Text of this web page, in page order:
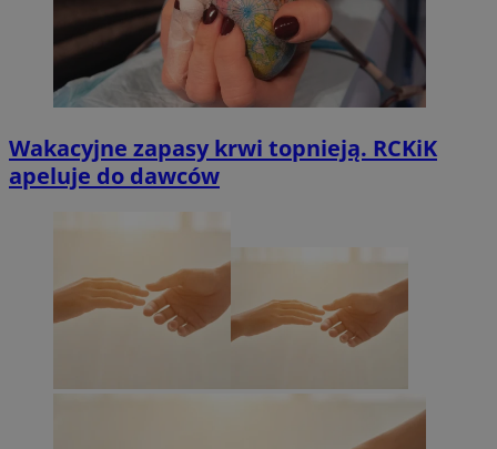
Wakacyjne zapasy krwi topnieją. RCKiK
apeluje do dawców